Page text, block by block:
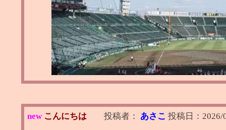
new こんにちは 投稿者： あさこ 投稿日： 2026/